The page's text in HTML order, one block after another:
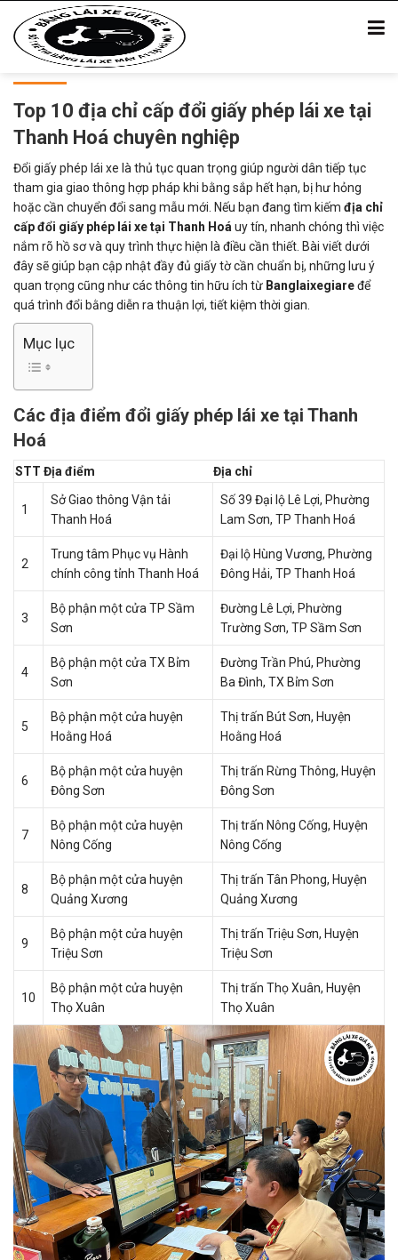
Top 10 địa chỉ cấp đổi giấy phép lái xe tại
Thanh Hoá chuyên nghiệp
Đổi giấy phép lái xe là thủ tục quan trọng giúp người dân tiếp tục
tham gia giao thông hợp pháp khi bằng sắp hết hạn, bị hư hỏng
hoặc cần chuyển đổi sang mẫu mới. Nếu bạn đang tìm kiếm địa chỉ
cấp đổi giấy phép lái xe tại Thanh Hoá uy tín, nhanh chóng thì việc
nắm rõ hồ sơ và quy trình thực hiện là điều cần thiết. Bài viết dưới
đây sẽ giúp bạn cập nhật đầy đủ giấy tờ cần chuẩn bị, những lưu ý
quan trọng cũng như các thông tin hữu ích từ Banglaixegiaređể
quá trình đổi bằng diễn ra thuận lợi, tiết kiệm thời gian.
Mục lục
Các địa điểm đổi giấy phép lái xe tại Thanh
Hoá
STT Địa điểm Địa chỉ
1
Sở Giao thông Vận tải
Thanh Hoá
Số 39 Đại lộ Lê Lợi, Phường
Lam Sơn, TP Thanh Hoá
2
Trung tâm Phục vụ Hành
chính công tỉnh Thanh Hoá
Đại lộ Hùng Vương, Phường
Đông Hải, TP Thanh Hoá
3
Bộ phận một cửa TP Sầm
Sơn
Đường Lê Lợi, Phường
Trường Sơn, TP Sầm Sơn
4
Bộ phận một cửa TX Bỉm
Sơn
Đường Trần Phú, Phường
Ba Đình, TX Bỉm Sơn
5
Bộ phận một cửa huyện
Hoằng Hoá
Thị trấn Bút Sơn, Huyện
Hoằng Hoá
6
Bộ phận một cửa huyện
Đông Sơn
Thị trấn Rừng Thông, Huyện
Đông Sơn
7
Bộ phận một cửa huyện
Nông Cống
Thị trấn Nông Cống, Huyện
Nông Cống
8
Bộ phận một cửa huyện
Quảng Xương
Thị trấn Tân Phong, Huyện
Quảng Xương
9
Bộ phận một cửa huyện
Triệu Sơn
Thị trấn Triệu Sơn, Huyện
Triệu Sơn
10
Bộ phận một cửa huyện
Thọ Xuân
Thị trấn Thọ Xuân, Huyện
Thọ Xuân